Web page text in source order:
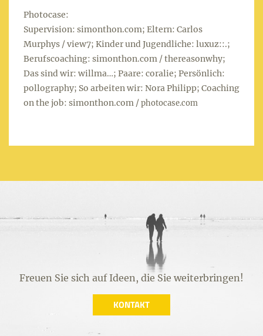
Photocase:
Supervision: simonthon.com; Eltern: Carlos
Murphys / view7; Kinder und Jugendliche: luxuz::.;
Berufscoaching: simonthon.com / thereasonwhy;
Das sind wir: willma…; Paare: coralie; Persönlich:
pollography; So arbeiten wir: Nora Philipp; Coaching
on the job: simonthon.com /photocase.com
Freuen Sie sich auf Ideen, die Sie weiterbringen!
KONTAKT